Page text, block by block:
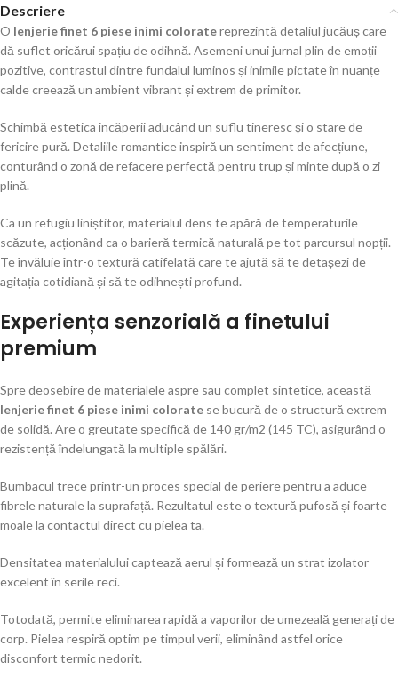
Descriere
O lenjerie finet 6 piese inimi coloratereprezintă detaliul jucăuș care
dă suflet oricărui spațiu de odihnă. Asemeni unui jurnal plin de emoții
pozitive, contrastul dintre fundalul luminos și inimile pictate în nuanțe
calde creează un ambient vibrant și extrem de primitor.
Schimbă estetica încăperii aducând un suflu tineresc și o stare de
fericire pură. Detaliile romantice inspiră un sentiment de afecțiune,
conturând o zonă de refacere perfectă pentru trup și minte după o zi
plină.
Ca un refugiu liniștitor, materialul dens te apără de temperaturile
scăzute, acționând ca o barieră termică naturală pe tot parcursul nopții.
Te învăluie într-o textură catifelată care te ajută să te detașezi de
agitația cotidiană și să te odihnești profund.
Experiența senzorială a finetului
premium
Spre deosebire de materialele aspre sau complet sintetice, această
lenjerie finet 6 piese inimi colorate se bucură de o structură extrem
de solidă. Are o greutate specifică de 140 gr/m2 (145 TC), asigurând o
rezistență îndelungată la multiple spălări.
Bumbacul trece printr-un proces special de periere pentru a aduce
fibrele naturale la suprafață. Rezultatul este o textură pufosă și foarte
moale la contactul direct cu pielea ta.
Densitatea materialului captează aerul și formează un strat izolator
excelent în serile reci.
Totodată, permite eliminarea rapidă a vaporilor de umezeală generați de
corp. Pielea respiră optim pe timpul verii, eliminând astfel orice
disconfort termic nedorit.